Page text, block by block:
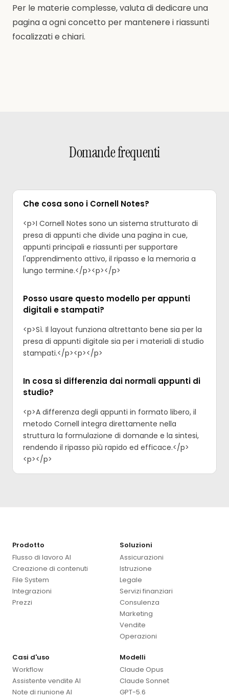
Per le materie complesse, valuta di dedicare una
pagina a ogni concetto per mantenere i riassunti
focalizzati e chiari.
Domande frequenti
Che cosa sono i Cornell Notes?
<p>I Cornell Notes sono un sistema strutturato di
presa di appunti che divide una pagina in cue,
appunti principali e riassunti per supportare
l'apprendimento attivo, il ripasso e la memoria a
lungo termine.</p><p>‍</p>
Posso usare questo modello per appunti
digitali e stampati?
<p>Sì. Il layout funziona altrettanto bene sia per la
presa di appunti digitale sia per i materiali di studio
stampati.</p><p>‍</p>
In cosa si differenzia dai normali appunti di
studio?
<p>A differenza degli appunti in formato libero, il
metodo Cornell integra direttamente nella
struttura la formulazione di domande e la sintesi,
rendendo il ripasso più rapido ed efficace.</p>
<p>‍</p>
Prodotto
Flusso di lavoro AI
Creazione di contenuti
File System
Integrazioni
Prezzi
Soluzioni
Assicurazioni
Istruzione
Legale
Servizi finanziari
Consulenza
Marketing
Vendite
Operazioni
Casi d'uso
Workflow
Assistente vendite AI
Note di riunione AI
Modelli
Claude Opus
Claude Sonnet
GPT-5.6